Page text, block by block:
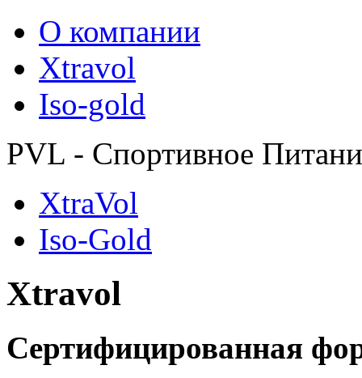
О компании
Xtravol
Iso-gold
PVL - Спортивное
XtraVol
Iso-Gold
Xtravol
Сертифицированная